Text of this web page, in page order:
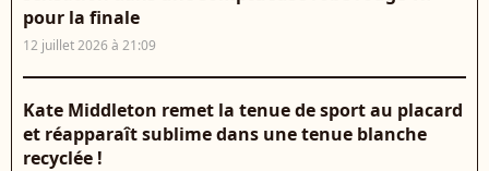
pour la finale
12 juillet 2026 à 21:09
Kate Middleton remet la tenue de sport au placard
et réapparaît sublime dans une tenue blanche
recyclée !